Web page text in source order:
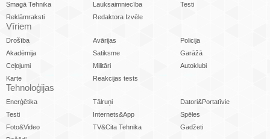
Smagā Tehnika
Lauksaimniecība
Testi
Reklāmraksti
Redaktora Izvēle
Vīriem
Drošība Avārijas
Policija
Akadēmija
Satiksme
Garāžā
Ceļojumi
Militāri
Autoklubi
Karte
Reakcijas tests
Tehnoloģijas
Enerģētika Tālruņi
Datori&Portatīvie
Testi
Internets&App
Spēles
Foto&Video
TV&Cita Tehnika
Gadžeti